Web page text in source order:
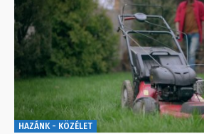
HAZÁNK - KÖZÉLET